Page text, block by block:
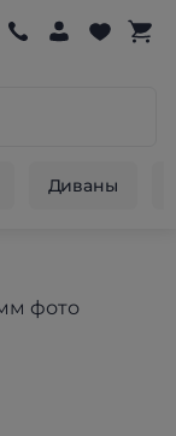
Диваны